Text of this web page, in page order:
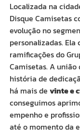
Localizada na
Disque Camisetas
evolução no
personalizadas.
ramificações do
Camisetas. A união
história de
há mais de vinte e
conseguimos
empenho e
até o momento da